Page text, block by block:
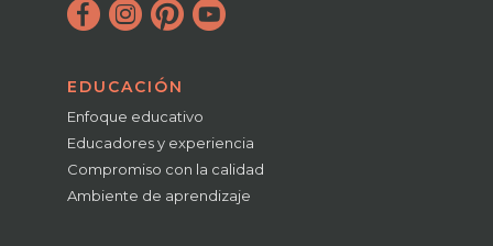
EDUCACIÓN
Enfoque educativo
Educadores y experiencia
Compromiso con la calidad
Ambiente de aprendizaje